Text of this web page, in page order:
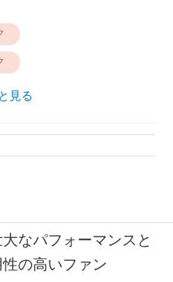
見る
なパフォーマンスと
の高いファン